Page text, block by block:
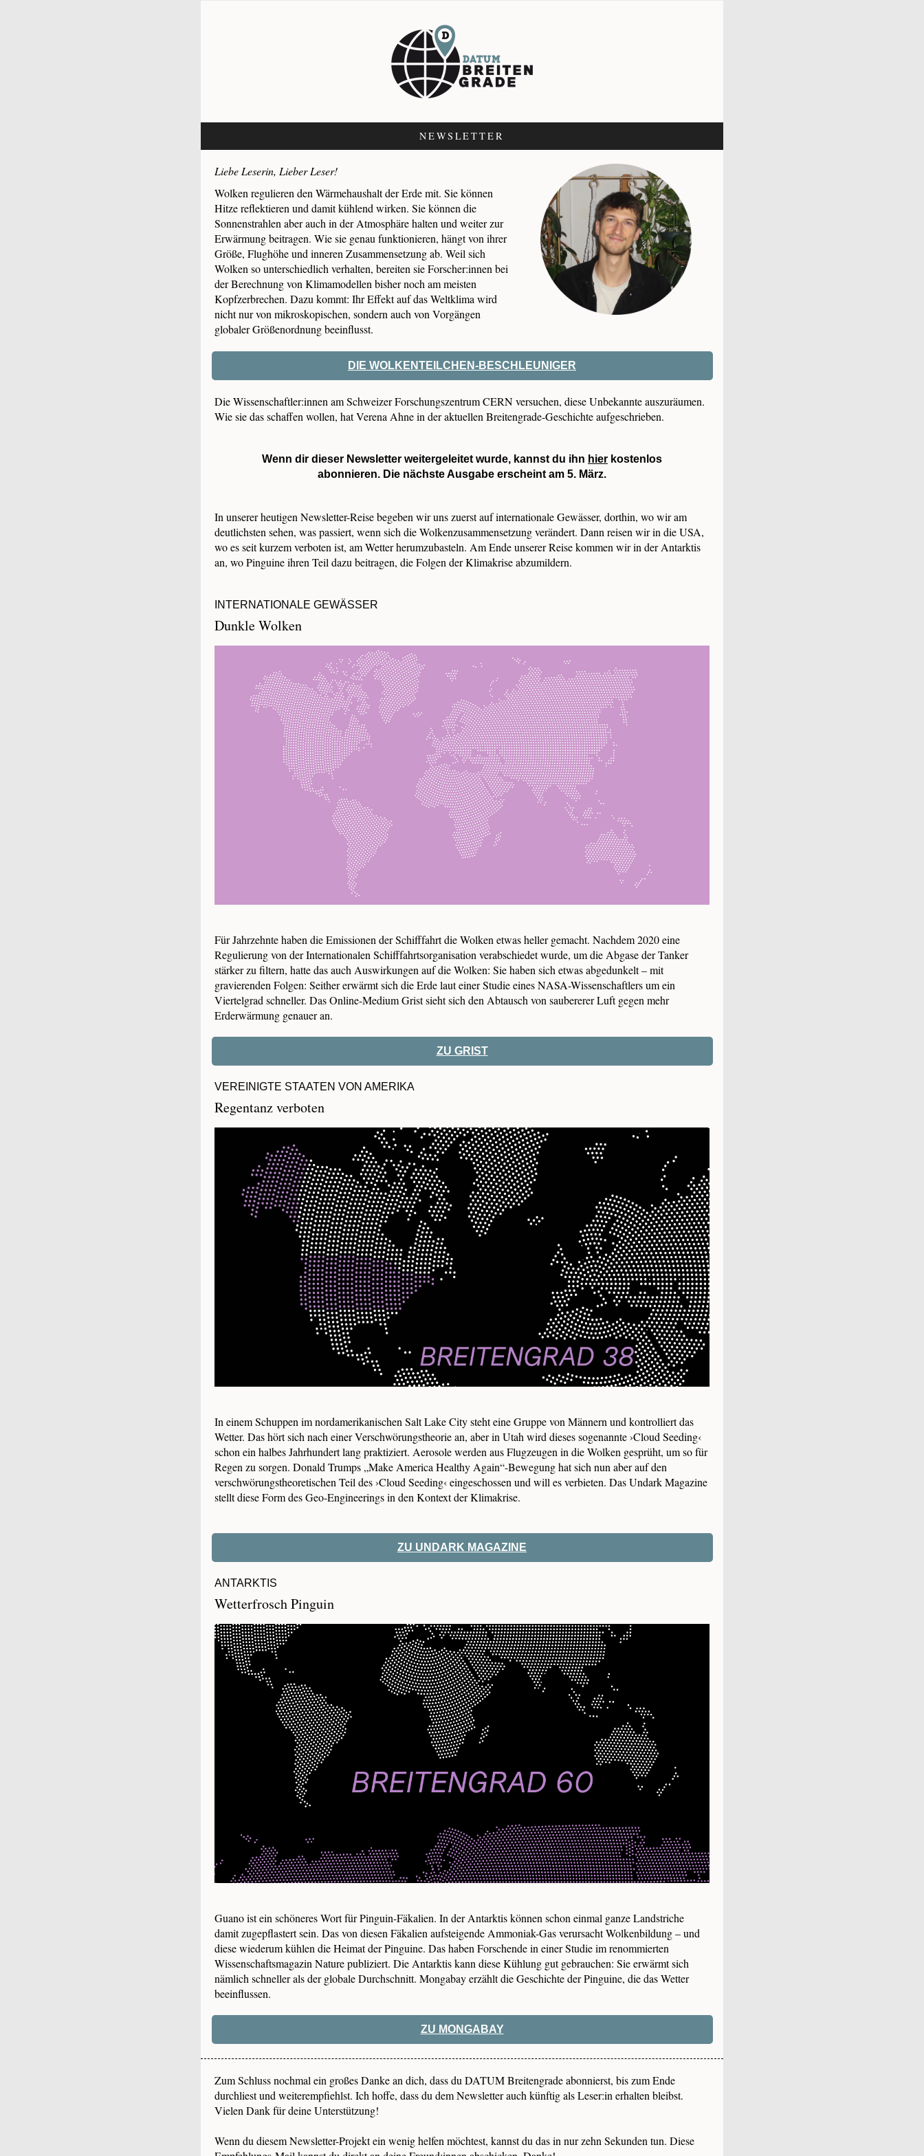
NEWSLETTER
Liebe Leserin, Lieber Leser!
Wolken regulieren den Wärmehaushalt der Erde mit. Sie können
Hitze reflektieren und damit kühlend wirken. Sie können die
Sonnenstrahlen aber auch in der Atmosphäre halten und weiter zur
Erwärmung beitragen. Wie sie genau funktionieren, hängt von ihrer
Größe, Flughöhe und inneren Zusammensetzung ab. Weil sich
Wolken so unterschiedlich verhalten, bereiten sie Forscher:innen bei
der Berechnung von Klimamodellen bisher noch am meisten
Kopfzerbrechen. Dazu kommt: Ihr Effekt auf das Weltklima wird
nicht nur von mikroskopischen, sondern auch von Vorgängen
globaler Größenordnung beeinflusst.
DIE WOLKENTEILCHEN-BESCHLEUNIGER
Die Wissenschaftler:innen am Schweizer Forschungszentrum CERN versuchen, diese Unbekannte auszuräumen.
Wie sie das schaffen wollen, hat Verena Ahne in der aktuellen Breitengrade-Geschichte aufgeschrieben.
Wenn dir dieser Newsletter weitergeleitet wurde, kannst du ihn hier kostenlos
abonnieren. Die nächste Ausgabe erscheint am 5. März.
In unserer heutigen Newsletter-Reise begeben wir uns zuerst auf internationale Gewässer, dorthin, wo wir am
deutlichsten sehen, was passiert, wenn sich die Wolkenzusammensetzung verändert. Dann reisen wir in die USA,
wo es seit kurzem verboten ist, am Wetter herumzubasteln. Am Ende unserer Reise kommen wir in der Antarktis
an, wo Pinguine ihren Teil dazu beitragen, die Folgen der Klimakrise abzumildern.
INTERNATIONALE GEWÄSSER
Dunkle Wolken
Für Jahrzehnte haben die Emissionen der Schifffahrt die Wolken etwas heller gemacht. Nachdem 2020 eine
Regulierung von der Internationalen Schifffahrtsorganisation verabschiedet wurde, um die Abgase der Tanker
stärker zu filtern, hatte das auch Auswirkungen auf die Wolken: Sie haben sich etwas abgedunkelt – mit
gravierenden Folgen: Seither erwärmt sich die Erde laut einer Studie eines NASA-Wissenschaftlers um ein
Viertelgrad schneller. Das Online-Medium Grist sieht sich den Abtausch von saubererer Luft gegen mehr
Erderwärmung genauer an.
ZU GRIST
VEREINIGTE STAATEN VON AMERIKA
Regentanz verboten
In einem Schuppen im nordamerikanischen Salt Lake City steht eine Gruppe von Männern und kontrolliert das
Wetter. Das hört sich nach einer Verschwörungstheorie an, aber in Utah wird dieses sogenannte ›Cloud Seeding‹
schon ein halbes Jahrhundert lang praktiziert. Aerosole werden aus Flugzeugen in die Wolken gesprüht, um so für
Regen zu sorgen. Donald Trumps „Make America Healthy Again“-Bewegung hat sich nun aber auf den
verschwörungstheoretischen Teil des ›Cloud Seeding‹ eingeschossen und will es verbieten. Das Undark Magazine
stellt diese Form des Geo-Engineerings in den Kontext der Klimakrise.
ZU UNDARK MAGAZINE
ANTARKTIS
Wetterfrosch Pinguin
Guano ist ein schöneres Wort für Pinguin-Fäkalien. In der Antarktis können schon einmal ganze Landstriche
damit zugepflastert sein. Das von diesen Fäkalien aufsteigende Ammoniak-Gas verursacht Wolkenbildung – und
diese wiederum kühlen die Heimat der Pinguine. Das haben Forschende in einer Studie im renommierten
Wissenschaftsmagazin Nature publiziert. Die Antarktis kann diese Kühlung gut gebrauchen: Sie erwärmt sich
nämlich schneller als der globale Durchschnitt. Mongabay erzählt die Geschichte der Pinguine, die das Wetter
beeinflussen.
ZU MONGABAY
Zum Schluss nochmal ein großes Danke an dich, dass du DATUM Breitengrade abonnierst, bis zum Ende
durchliest und weiterempfiehlst. Ich hoffe, dass du dem Newsletter auch künftig als Leser:in erhalten bleibst.
Vielen Dank für deine Unterstützung!
Wenn du diesem Newsletter-Projekt ein wenig helfen möchtest, kannst du das in nur zehn Sekunden tun. Diese